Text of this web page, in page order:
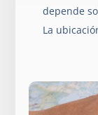
depende
La